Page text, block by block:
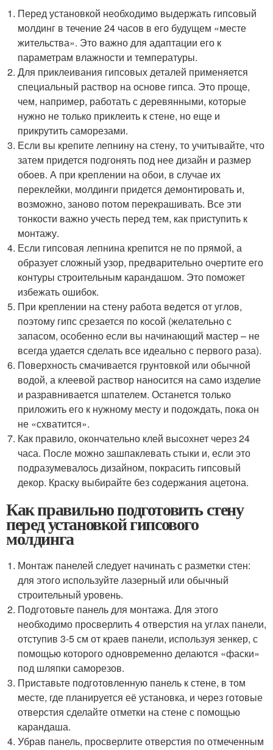
Перед установкой необходимо выдержать гипсовый
молдинг в течение 24 часов в его будущем «месте
жительства». Это важно для адаптации его к
параметрам влажности и температуры.
Для приклеивания гипсовых деталей применяется
специальный раствор на основе гипса. Это проще,
чем, например, работать с деревянными, которые
нужно не только приклеить к стене, но еще и
прикрутить саморезами.
Если вы крепите лепнину на стену, то учитывайте, что
затем придется подгонять под нее дизайн и размер
обоев. А при креплении на обои, в случае их
переклейки, молдинги придется демонтировать и,
возможно, заново потом перекрашивать. Все эти
тонкости важно учесть перед тем, как приступить к
монтажу.
Если гипсовая лепнина крепится не по прямой, а
образует сложный узор, предварительно очертите его
контуры строительным карандашом. Это поможет
избежать ошибок.
При креплении на стену работа ведется от углов,
поэтому гипс срезается по косой (желательно с
запасом, особенно если вы начинающий мастер – не
всегда удается сделать все идеально с первого раза).
Поверхность смачивается грунтовкой или обычной
водой, а клеевой раствор наносится на само изделие
и разравнивается шпателем. Останется только
приложить его к нужному месту и подождать, пока он
не «схватится».
Как правило, окончательно клей высохнет через 24
часа. После можно зашпаклевать стыки и, если это
подразумевалось дизайном, покрасить гипсовый
декор. Краску выбирайте без содержания ацетона.
Как правильно подготовить стену
перед установкой гипсового
молдинга
Монтаж панелей следует начинать с разметки стен:
для этого используйте лазерный или обычный
строительный уровень.
Подготовьте панель для монтажа. Для этого
необходимо просверлить 4 отверстия на углах панели,
отступив 3-5 см от краев панели, используя зенкер, с
помощью которого одновременно делаются «фаски»
под шляпки саморезов.
Приставьте подготовленную панель к стене, в том
месте, где планируется её установка, и через готовые
отверстия сделайте отметки на стене с помощью
карандаша.
Убрав панель, просверлите отверстия по отмеченным